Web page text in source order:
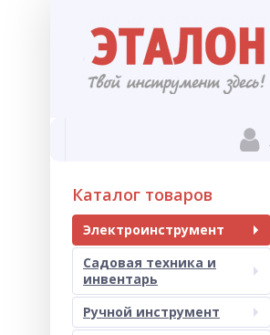
Каталог товаров
Электроинструмент
Садовая техника и
инвентарь
Ручной инструмент